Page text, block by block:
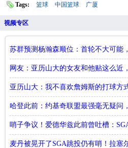
Tags: 篮球 中国篮球 广厦
视频专区
苏群预测杨瀚森顺位：首轮不大可能
中国挣钱
网友：亚历山大的女友和他贴这么近
亚历山大：我不喜欢詹姆斯的打球方
败人
哈登此前：约基奇联盟最强毫无疑问
MVP
哨子争议！爱德华兹此前曾吐槽：
防守
麦丹被晃开了SGA跳投仍有哨！拉塞